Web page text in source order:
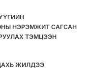
НЭРЭМЖИТ САГСАН
ТЭМЦЭЭН
ЖИЛДЭЭ